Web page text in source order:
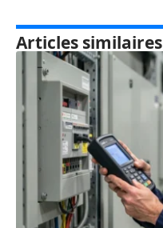
Articles similaires